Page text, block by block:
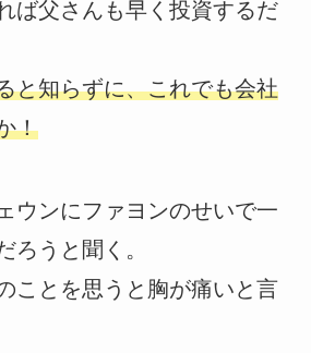
ば父さんも早く投資するだ
と知らずに、これでも会社
！
ウンにファヨンのせいで一
ろうと聞く。
ことを思うと胸が痛いと言